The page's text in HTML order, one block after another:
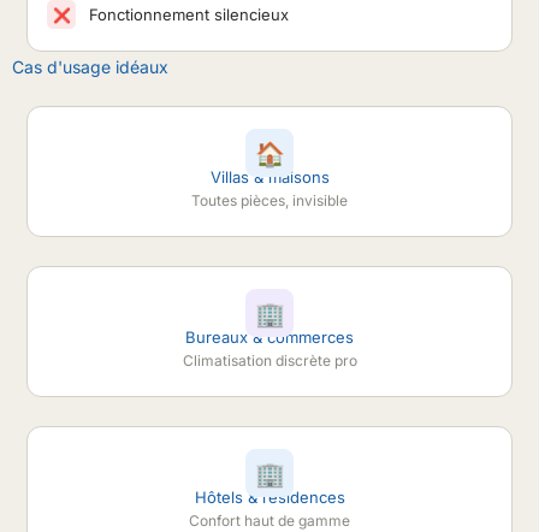
❌ Fonctionnement silencieux
Cas d'usage idéaux
🏠
Villas & maisons
Toutes pièces, invisible
🏢
Bureaux & commerces
Climatisation discrète pro
🏢
Hôtels & résidences
Confort haut de gamme